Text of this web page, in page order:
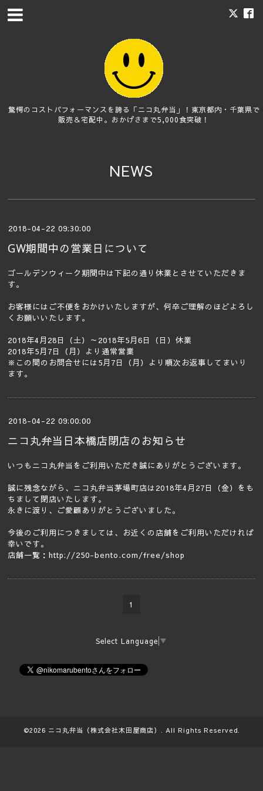
驚愕のコストパフォーマンスを誇る「ニコ丸弁当」！東京都内・千葉県で
販売＆宅配中。おかげさまで5,000食突破！
NEWS
2018-04-22 09:30:00
GW期間中の営業日について
ゴールデンウィーク期間中は下記の通り休業とさせていただきま
す。
お客様にはご不便をおかけいたしますが、何卒ご理解のほどよろし
くお願いいたします。
2018年4月28日（土）～2018年5月6日（日）休業
2018年5月7日（月）より通常営業
※この間のお問合せには5月7日（月）より順次お返事してまいり
ます。
2018-04-22 09:00:00
ニコ丸弁当日本橋店閉店のお知らせ
いつもニコ丸弁当をご利用いただき誠にありがとうございます。
誠に残念ながら、ニコ丸弁当茅場町店は2018年4月27日（金）をも
ちまして閉店いたします。
永きに渡り、ご愛顧ありがとうございました。
今後のご利用につきましては、お近くの店舗をご利用いただければ
幸いです。
店舗一覧：http://250-bento.com/free/shop
1
Select Language ▼
©2026 ニコ丸弁当（株式会社木田屋商店） . All Rights Reserved.